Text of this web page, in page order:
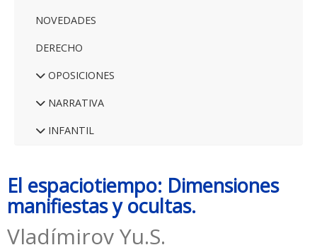
NOVEDADES
DERECHO
OPOSICIONES
NARRATIVA
INFANTIL
El espaciotiempo: Dimensiones
manifiestas y ocultas.
Vladímirov Yu.S.